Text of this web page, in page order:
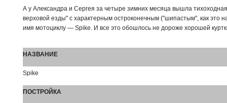
А у Александра и Сергея за четыре зимних месяца вышла
верховой езды" с характерным остроконечным ("шипастым", как это
имя мотоциклу — Spike. И все это обошлось не дороже хорошей
НАЗВАНИЕ
Spike
ПОСТРОЙКА